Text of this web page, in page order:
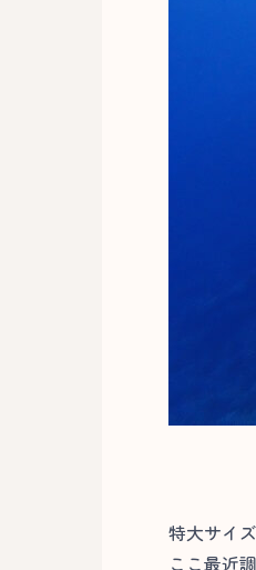
特大サイ
ここ最近